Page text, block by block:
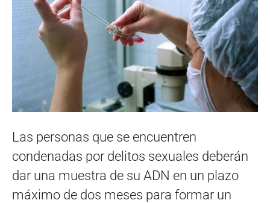
Las personas que se encuentren
condenadas por delitos sexuales deberán
dar una muestra de su ADN en un plazo
máximo de dos meses para formar un